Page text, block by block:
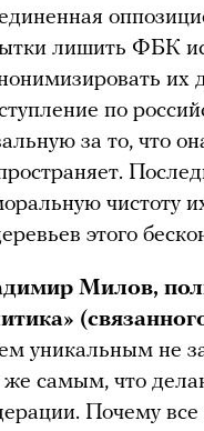
лишить ФБК
их
по
за то, что
чистоту
этого
Милов,
уникальным не
самым, что
Почему все